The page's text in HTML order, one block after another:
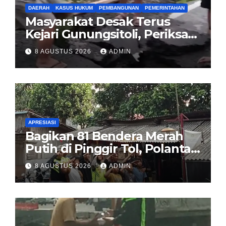
DAERAH KASUS HUKUM PEMBANGUNAN PEMERINTAHAN
Masyarakat Desak Terus
Kejari Gunungsitoli, Periksa
dan Usut Tuntas Dugaan
Korupsi Proyek Jalan
Sirombu-Afulu (MYC) Senilai
Rp321 Miliar
8 AGUSTUS 2026 ADMIN
APRESIASI
Bagikan 81 Bendera Merah
Putih di Pinggir Tol, Polantas
Karib BSD Ajak Warga Miskin
Kibarkan Sang Saka
8 AGUSTUS 2026 ADMIN